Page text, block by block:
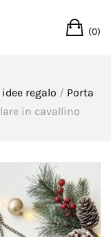
(0)
regalo / Porta
in cavallino